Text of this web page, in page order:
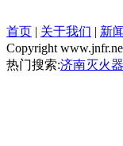
首页 | 关于我们 | 新
Copyright
热门搜索:济南灭火器